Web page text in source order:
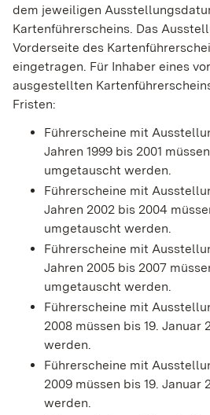
dem jeweiligen
Kartenführerscheins. Das
Vorderseite des
eingetragen. Für Inhaber eines
ausgestellten
Fristen:
Führerscheine mit
Jahren 1999 bis 2001
umgetauscht werden.
Führerscheine mit
Jahren 2002 bis 2004
umgetauscht werden.
Führerscheine mit
Jahren 2005 bis 2007
umgetauscht werden.
Führerscheine mit
2008 müssen bis 19. Januar
werden.
Führerscheine mit
2009 müssen bis 19. Januar
werden.